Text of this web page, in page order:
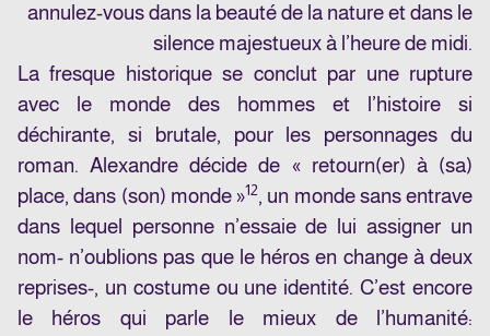
annulez-vous dans la beauté de la nature et dans le
silence majestueux à l’heure de midi.
La fresque historique se conclut par une rupture
avec le monde des hommes et l’histoire si
déchirante, si brutale, pour les personnages du
roman. Alexandre décide de « retourn(er) à (sa)
place, dans (son) monde »12, un monde sans entrave
dans lequel personne n’essaie de lui assigner un
nom- n’oublions pas que le héros en change à deux
reprises-, un costume ou une identité. C’est encore
le héros qui parle le mieux de l’humanité: